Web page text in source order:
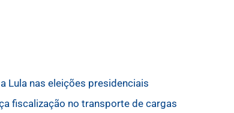
Lula nas eleições presidenciais
fiscalização no transporte de cargas